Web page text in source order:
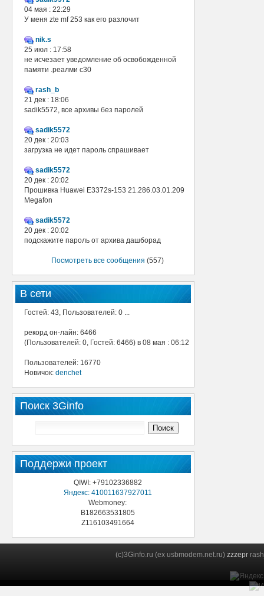
04 мая : 22:29
У меня zte mf 253 как его разлочит
nik.s
25 июл : 17:58
не исчезает уведомление об освобожденной
памяти .реалми с30
rash_b
21 дек : 18:06
sadik5572, все архивы без паролей
sadik5572
20 дек : 20:03
загрузка не идет пароль спрашивает
sadik5572
20 дек : 20:02
Прошивка Huawei E3372s-153 21.286.03.01.209
Megafon
sadik5572
20 дек : 20:02
подскажите пароль от архива дашборад
Посмотреть все сообщения (557)
В сети
Гостей: 43, Пользователей: 0 ...
рекорд он-лайн: 6466
(Пользователей: 0, Гостей: 6466) в 08 мая : 06:12
Пользователей: 16770
Новичок: denchet
Поиск 3Ginfo
Поддержи проект
QIWI: +79102336882
Яндекс: 410011637927011
Webmoney:
B182663531805
Z116103491664
(c)3Ginfo.ru (ex usbmodem.net.ru) zzzepr